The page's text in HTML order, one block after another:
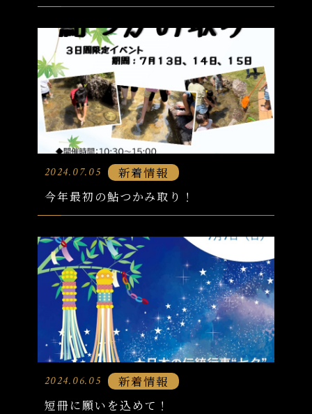
2024.07.05
新着情報
今年最初の鮎つかみ取り！
2024.06.05
新着情報
短冊に願いを込めて！